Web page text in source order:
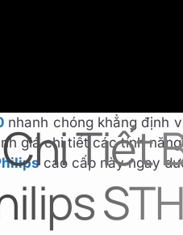
Philips loại nào tốt
nhanh chóng khẳng định
giá chi tiết các tính
cao cấp này ngay
Tiết